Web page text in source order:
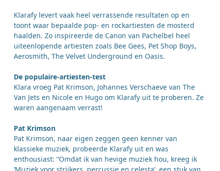
Klarafy levert vaak heel verrassende resultaten op en
toont waar bepaalde pop- en rockartiesten de mosterd
haalden. Zo inspireerde de Canon van Pachelbel heel
uiteenlopende artiesten zoals Bee Gees, Pet Shop Boys,
Aerosmith, The Velvet Underground en Oasis.
De populaire-artiesten-test
Klara vroeg Pat Krimson, Johannes Verschaeve van The
Van Jets en Nicole en Hugo om Klarafy uit te proberen. Ze
waren aangenaam verrast!
Pat Krimson
Pat Krimson, naar eigen zeggen geen kenner van
klassieke muziek, probeerde Klarafy uit en was
enthousiast: “Omdat ik van hevige muziek hou, kreeg ik